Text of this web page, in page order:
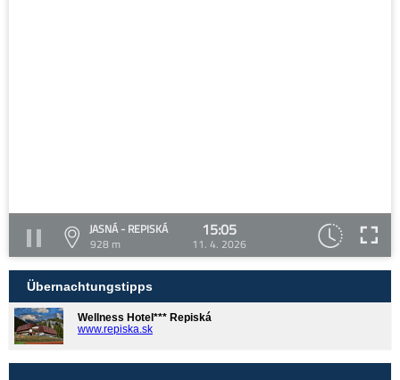
JASNÁ - REPISKÁ
928 m
15:05
11. 4. 2026
Übernachtungstipps
Wellness Hotel*** Repiská
www.repiska.sk